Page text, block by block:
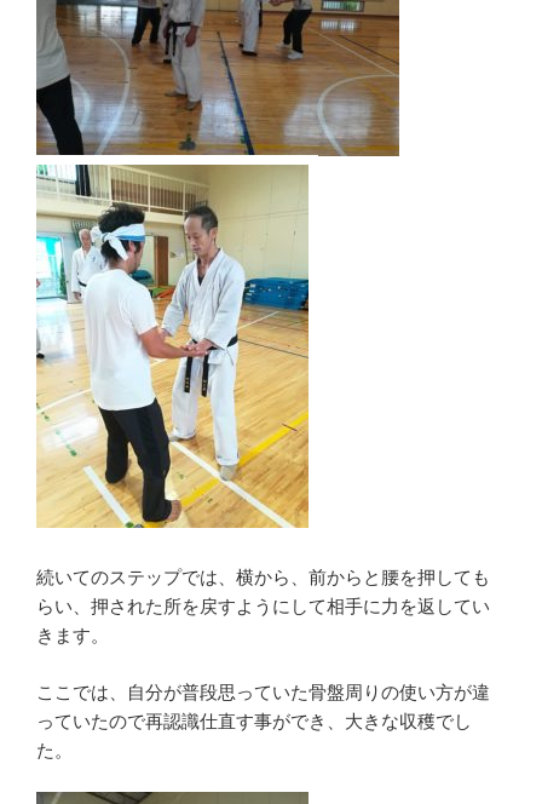
続いてのステップでは、横から、前からと腰を押しても
らい、押された所を戻すようにして相手に力を返してい
きます。
ここでは、自分が普段思っていた骨盤周りの使い方が違
っていたので再認識仕直す事ができ、大きな収穫でし
た。